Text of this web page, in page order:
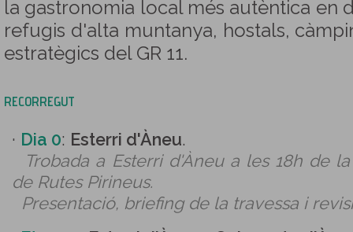
la gastronomia local més autèntica en
refugis d'alta muntanya, hostals,
estratègics del GR 11.
RECORREGUT
· Dia 0: Esterri d'Àneu.
Trobada a Esterri d'Àneu a les 18h de
de Rutes Pirineus.
Presentació, briefing de la travessa i